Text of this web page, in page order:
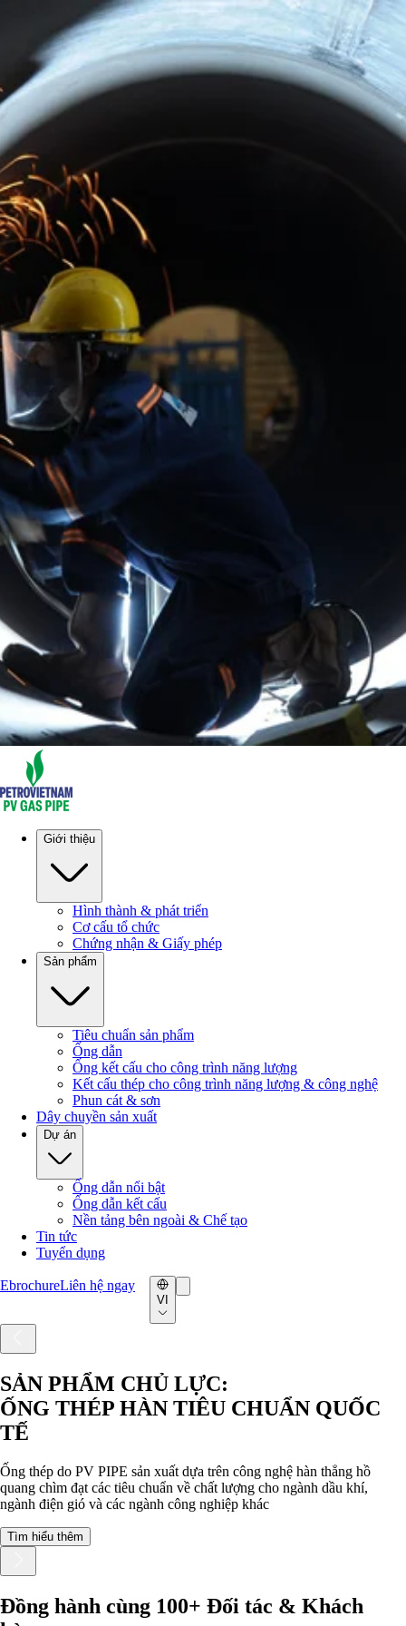
Giới thiệu
Hình thành & phát triển
Cơ cấu tổ chức
Chứng nhận & Giấy phép
Sản phẩm
Tiêu chuẩn sản phẩm
Ống dẫn
Ống kết cấu cho công trình năng lượng
Kết cấu thép cho công trình năng lượng & công nghệ
Phun cát & sơn
Dây chuyền sản xuất
Dự án
Ống dẫn nổi bật
Ống dẫn kết cấu
Nền tảng bên ngoài & Chế tạo
Tin tức
Tuyển dụng
EbrochureLiên hệ ngay
VI
SẢN PHẨM CHỦ LỰC:
ỐNG THÉP HÀN TIÊU CHUẨN QUỐC
TẾ
Ống thép do PV PIPE sản xuất dựa trên công nghệ hàn thẳng hồ
quang chìm đạt các tiêu chuẩn về chất lượng cho ngành dầu khí,
ngành điện gió và các ngành công nghiệp khác
Tìm hiểu thêm
Đồng hành cùng 100+ Đối tác & Khách